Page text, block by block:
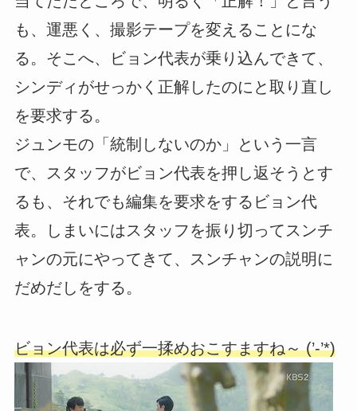
も、運悪く、撮影テープを変えることにな
る。そこへ、ビョン代表が乗り込んできて、
シンディがせっかく正解したのにと取り直し
を要求する。
ジュンモの「統制しないのか」という一言
で、スタッフがビョン代表を押し返そうとす
るも、それでも編集を要求をするビョン代
表。しまいにはスタッフを振り切ってスンチ
ャンの元にやってきて、スンチャンの説明に
だめだしをする。
ビョン代表は必ず一揉めおこすますね～ (’-’*)